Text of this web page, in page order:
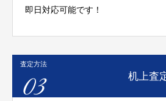
即日対応可能です！
査定方法
03 机上査